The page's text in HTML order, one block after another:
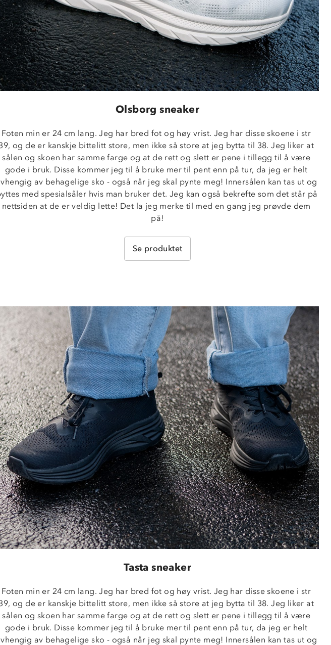
Olsborg sneaker
Foten min er 24 cm lang. Jeg har bred fot og høy vrist. Jeg har disse skoene i str
og de er kanskje bittelitt store, men ikke så store at jeg bytta til 38. Jeg liker at
sålen og skoen har samme farge og at de rett og slett er pene i tillegg til å være
gode i bruk. Disse kommer jeg til å bruke mer til pent enn på tur, da jeg er helt
av behagelige sko - også når jeg skal pynte meg! Innersålen kan tas ut og
med spesialsåler hvis man bruker det. Jeg kan også bekrefte som det står på
nettsiden at de er veldig lette! Det la jeg merke til med en gang jeg prøvde dem
på!
Se produktet
Tasta sneaker
Foten min er 24 cm lang. Jeg har bred fot og høy vrist. Jeg har disse skoene i str
og de er kanskje bittelitt store, men ikke så store at jeg bytta til 38. Jeg liker at
sålen og skoen har samme farge og at de rett og slett er pene i tillegg til å være
gode i bruk. Disse kommer jeg til å bruke mer til pent enn på tur, da jeg er helt
av behagelige sko - også når jeg skal pynte meg! Innersålen kan tas ut og